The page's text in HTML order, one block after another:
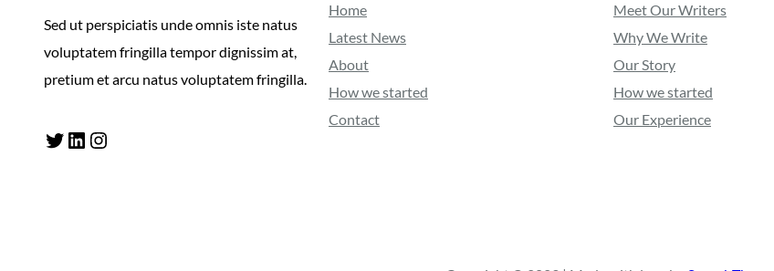
Sed ut perspiciatis unde omnis iste natus
voluptatem fringilla tempor dignissim at,
pretium et arcu natus voluptatem fringilla.
Twitter LinkedIn Instagram
Home
Latest News
About
How we started
Contact
Meet Our Writers
Why We Write
Our Story
How we started
Our Experience